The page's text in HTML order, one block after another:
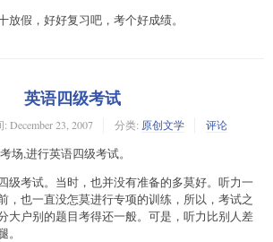
放假，好好复习吧，考个好成绩。
英语四级考试
: December 23, 2007 分类: 原创文学 评论
场,进行英语四级考试。
级考试。当时，也并没有准备的多莫好。听力一
，也一直没怎莫进行专项的训练，所以，考试之
大户别的题目考得还一般。可是，听力比别人差